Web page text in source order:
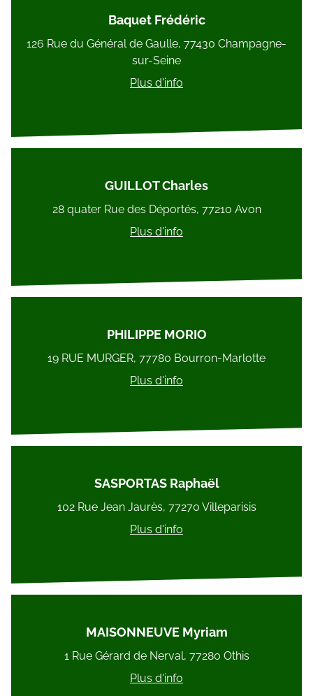
Baquet Frédéric
126 Rue du Général de Gaulle, 77430 Champagne-
sur-Seine
Plus d'info
GUILLOT Charles
28 quater Rue des Déportés, 77210 Avon
Plus d'info
PHILIPPE MORIO
19 RUE MURGER, 77780 Bourron-Marlotte
Plus d'info
SASPORTAS Raphaël
102 Rue Jean Jaurès, 77270 Villeparisis
Plus d'info
MAISONNEUVE Myriam
1 Rue Gérard de Nerval, 77280 Othis
Plus d'info